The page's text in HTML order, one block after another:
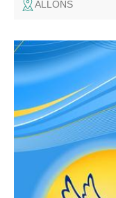
ALLONS
Hommage aux
discours.